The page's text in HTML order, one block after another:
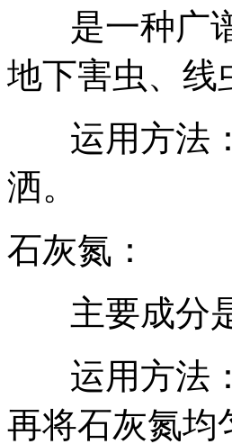
是一种广
地下害虫、线
运用方法
洒。
石灰氮：
主要成分
运用方法
再将石灰氮均